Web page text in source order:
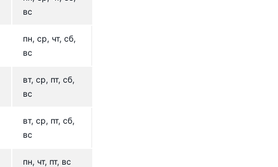
вс
пн, ср, чт, сб,
вс
вт, ср, пт, сб,
вс
вт, ср, пт, сб,
вс
пн, чт, пт, вс